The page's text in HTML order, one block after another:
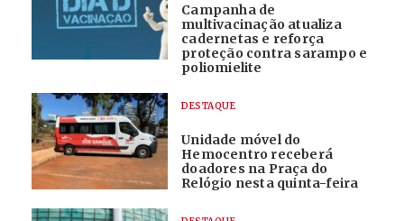
Campanha de
multivacinação atualiza
cadernetas e reforça
proteção contra sarampo e
poliomielite
DESTAQUE
Unidade móvel do
Hemocentro receberá
doadores na Praça do
Relógio nesta quinta-feira